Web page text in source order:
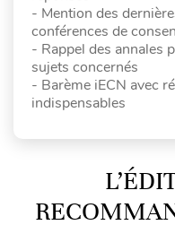
- Mention des
conférences de
- Rappel des annales
sujets concernés
- Barème iECN avec
indispensables